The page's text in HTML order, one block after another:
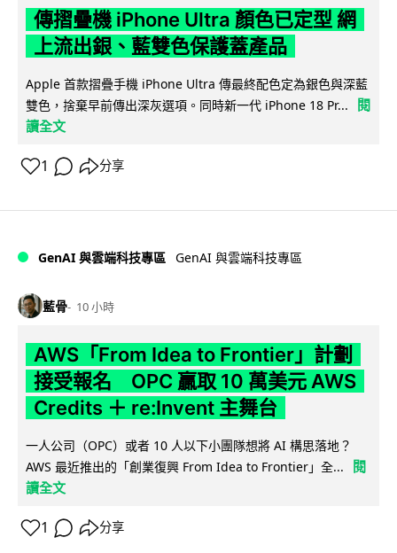
傳摺疊機 iPhone Ultra 顏色已定型 網
上流出銀、藍雙色保護蓋產品
Apple 首款摺疊手機 iPhone Ultra 傳最終配色定為銀色與深藍
雙色，捨棄早前傳出深灰選項。同時新一代 iPhone 18 Pr...
閱
讀全文
1 分享
GenAI 與雲端科技專區 GenAI 與雲端科技專區
藍骨 10 小時
AWS「From Idea to Frontier」計劃
接受報名 OPC 贏取 10 萬美元 AWS
Credits ＋ re:Invent 主舞台
一人公司（OPC）或者 10 人以下小團隊想將 AI 構思落地？
AWS 最近推出的「創業復興 From Idea to Frontier」全...
閱
讀全文
1 分享